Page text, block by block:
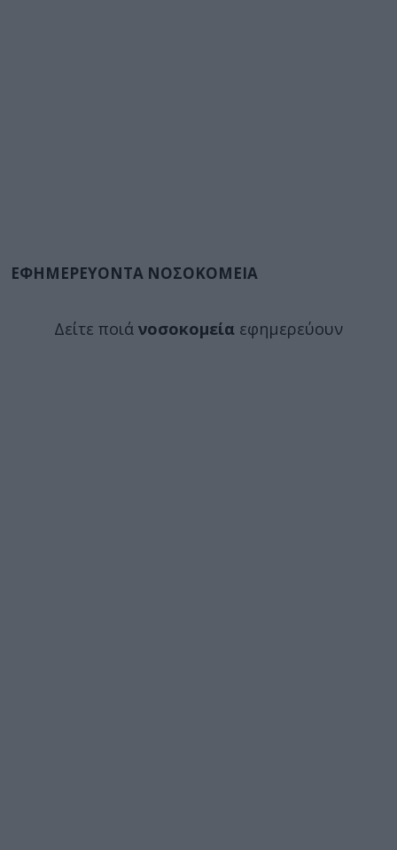
ΕΦΗΜΕΡΕΥΟΝΤΑ ΝΟΣΟΚΟΜΕΙΑ
Δείτε ποιά νοσοκομεία εφημερεύουν